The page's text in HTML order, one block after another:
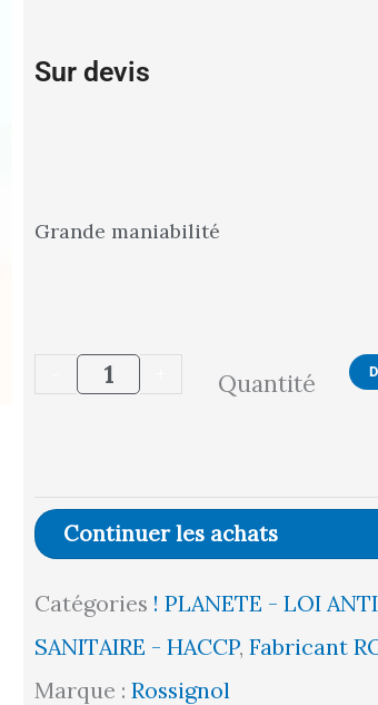
Sur devis
Grande maniabilité
quantité
sac
tubulaire
sur
pieds
TUBAG
Quantité
Continuer les achats
Catégories ! PLANETE - LOI
SANITAIRE - HACCP, Fabricant
Marque : Rossignol